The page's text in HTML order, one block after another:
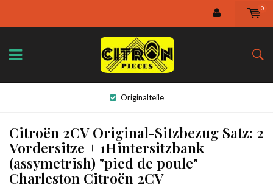
0
Originalteile
Citroën 2CV Original-Sitzbezug Satz: 2
Vordersitze + 1Hintersitzbank
(assymetrish) "pied de poule"
Charleston Citroën 2CV